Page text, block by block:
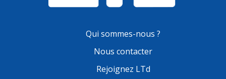
Qui sommes-nous ?
Nous contacter
Rejoignez LTd